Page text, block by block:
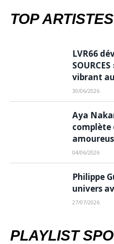
TOP
LVR66
vibrant
30/06/2026
Aya
complète
04/06/2026
Philippe
univers
27/07/2026
PLAYLIST